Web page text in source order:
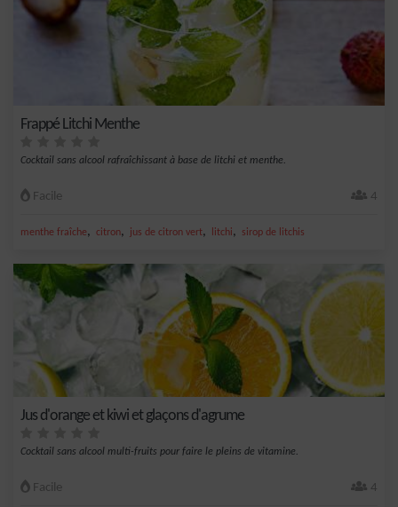
Frappé Litchi Menthe
Cocktail sans alcool rafraîchissant à base de litchi et menthe.
Facile 4
menthe fraîche, citron, jus de citron vert, litchi, sirop de litchis
Jus d'orange et kiwi et glaçons d'agrume
Cocktail sans alcool multi-fruits pour faire le pleins de vitamine.
Facile 4